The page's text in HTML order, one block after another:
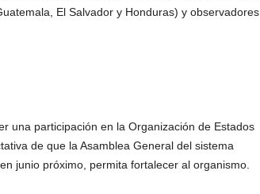
El Salvador y Honduras) y observadores.
una participación en la Organización de Estados
de que la Asamblea General del sistema
junio próximo, permita fortalecer al organismo.